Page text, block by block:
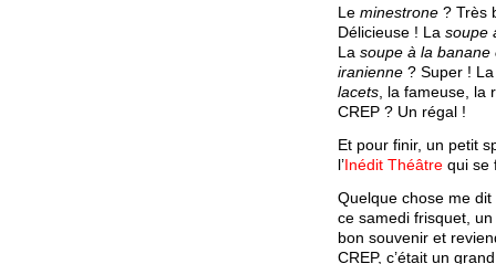
Le minestrone ? Très
Délicieuse ! La soupe
La soupe à la banane
iranienne ? Super !
lacets , la fameuse,
CREP ? Un régal !
Et pour finir, un petit
l’Inédit Théâtre qui se
Quelque chose me
ce samedi frisquet,
bon souvenir et
CREP, c’était un